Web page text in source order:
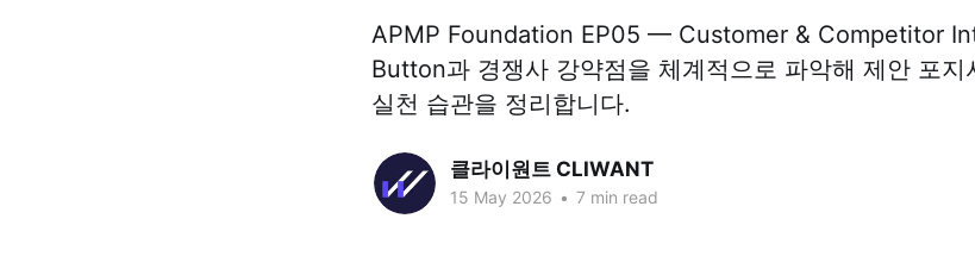
APMP Foundation EP05 — Customer & Competitor
Button과 경쟁사 강약점을 체계적으로 파악해 제안 포지
실천 습관을 정리합니다.
클라이원트 CLIWANT
15 May 2026 • 7 min read